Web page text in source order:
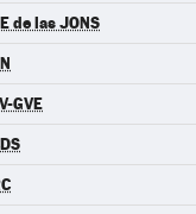
de las JONS
GVE